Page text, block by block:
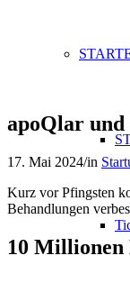
apoQlar
17. Mai 2024/in
Kurz vor Pfingsten
Behandlungen
10